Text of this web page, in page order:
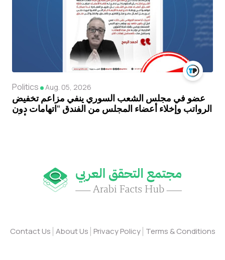
Politics Aug. 05, 2026
عضو في مجلس الشعب السوري ينفي مزاعم تخفيض
الرواتب وإخلاء أعضاء المجلس من الفندق “اتهامات دون
Contact Us About Us Privacy Policy Terms & Conditions